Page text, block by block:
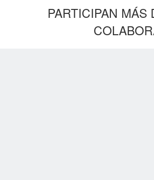
PARTICIPAN